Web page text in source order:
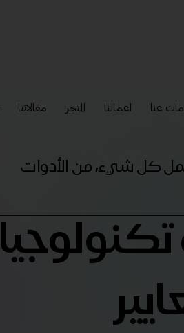
عنا اعمالنا المتجر مقالاتنا
كل شيء، من الأدوات
تكنولوجيا